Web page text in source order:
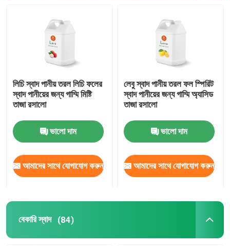
লিচি স্বাদ পানীয় তরল লিচি ফলের
স্বাদ পানীয়ের জন্য গাম্মি মিষ্টি
তাজা রসালো
ভালো দাম
আমাদের সাথে যোগাযোগ করুন
লেবু স্বাদ পানীয় তরল ফল স্পিরিট
স্বাদ পানীয়ের জন্য গাম্মি অ্যাসিড
তাজা রসালো
ভালো দাম
আমাদের সাথে যোগাযোগ করুন
বেকারি স্বাদ (84)